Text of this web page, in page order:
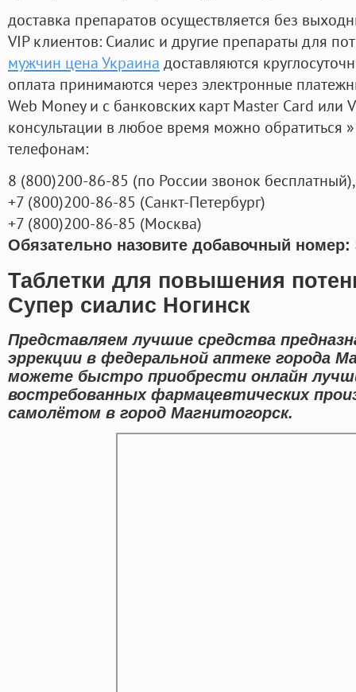
доставка препаратов осуществляется без
VIP клиентов: Сиалис и другие препараты для
мужчин цена Украина доставляются
оплата принимаются через электронные
Web Money и с банковских карт Master Card или
консультации в любое время можно обратиться
телефонам:
8 (800)200-86-85 (по России звонок бесплатный),
+7 (800)200-86-85 (Санкт-Петербург)
+7 (800)200-86-85 (Москва)
Обязательно назовите добавочный номер:
Таблетки для повышения
Супер сиалис Ногинск
Представляем лучшие средства
эррекции в федеральной аптеке города
можете быстро приобрести онлайн
востребованных фармацевтических
самолётом в город Магнитогорск.